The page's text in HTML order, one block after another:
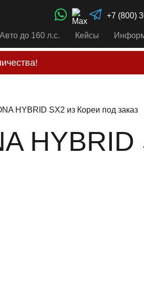
+7 (800)
Авто до 160 л.с. Кейсы
HYBRID SX2 из Кореи под заказ